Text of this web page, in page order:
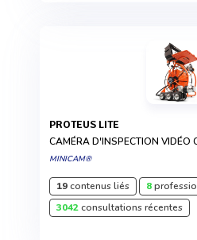
PROTEUS LITE
CAMÉRA D'INSPECTION VIDÉO
MINICAM®
19contenus liés 8
3042consultations récentes